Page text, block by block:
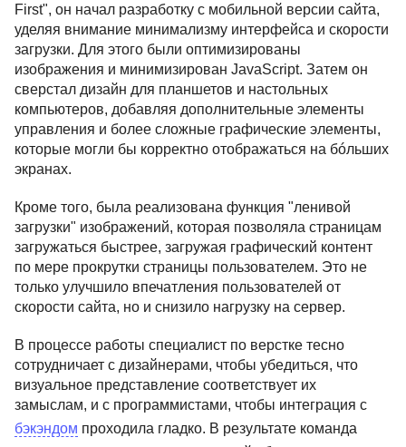
First", он начал разработку с мобильной версии сайта,
уделяя внимание минимализму интерфейса и скорости
загрузки. Для этого были оптимизированы
изображения и минимизирован JavaScript. Затем он
сверстал дизайн для планшетов и настольных
компьютеров, добавляя дополнительные элементы
управления и более сложные графические элементы,
которые могли бы корректно отображаться на бóльших
экранах.
Кроме того, была реализована функция "ленивой
загрузки" изображений, которая позволяла страницам
загружаться быстрее, загружая графический контент
по мере прокрутки страницы пользователем. Это не
только улучшило впечатления пользователей от
скорости сайта, но и снизило нагрузку на сервер.
В процессе работы специалист по верстке тесно
сотрудничает с дизайнерами, чтобы убедиться, что
визуальное представление соответствует их
замыслам, и с программистами, чтобы интеграция с
бэкэндом проходила гладко. В результате команда